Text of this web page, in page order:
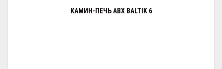
КАМИН-ПЕЧЬ ABX BALTIK 6